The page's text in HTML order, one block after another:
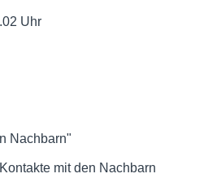
Uhr
Nachbarn"
mit den Nachbarn